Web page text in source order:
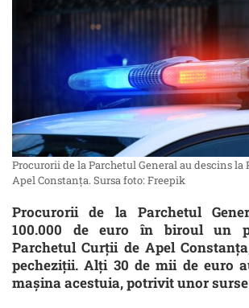
Procurorii de la Parchetul General au descins la
Apel Constanţa. Sursa foto: Freepik
Procurorii de la Parchetul
100.000 de euro în biroul un
Parchetul Curţii de Apel
pecheziții. Alți 30 de mii de euro
mașina acestuia, potrivit unor